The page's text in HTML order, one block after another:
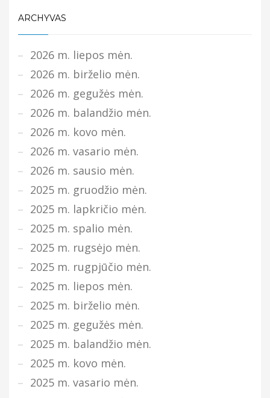
ARCHYVAS
2026 m. liepos mėn.
2026 m. birželio mėn.
2026 m. gegužės mėn.
2026 m. balandžio mėn.
2026 m. kovo mėn.
2026 m. vasario mėn.
2026 m. sausio mėn.
2025 m. gruodžio mėn.
2025 m. lapkričio mėn.
2025 m. spalio mėn.
2025 m. rugsėjo mėn.
2025 m. rugpjūčio mėn.
2025 m. liepos mėn.
2025 m. birželio mėn.
2025 m. gegužės mėn.
2025 m. balandžio mėn.
2025 m. kovo mėn.
2025 m. vasario mėn.